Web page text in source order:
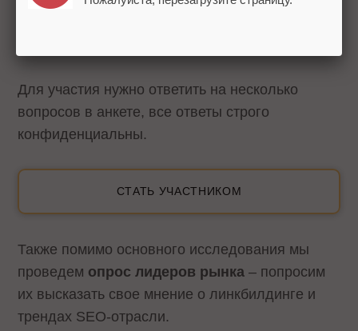
Для участия нужно ответить на несколько
вопросов в анкете, все ответы строго
конфиденциальны.
СТАТЬ УЧАСТНИКОМ
Также помимо основного исследования мы
проведем опрос лидеров рынка – попросим
их высказать свое мнение о линкбилдинге и
трендах SEO-отрасли.